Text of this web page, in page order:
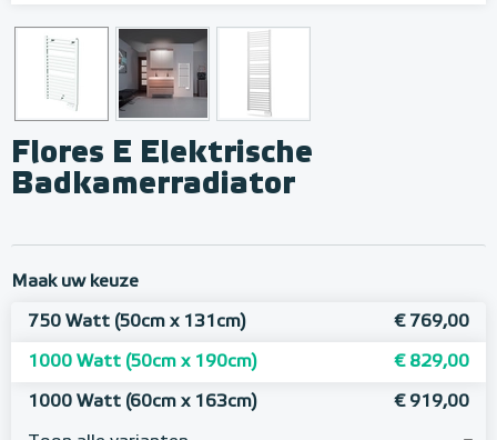
Flores E Elektrische
Badkamerradiator
Maak uw keuze
750 Watt (50cm x 131cm) € 769,00
1000 Watt (50cm x 190cm) € 829,00
1000 Watt (60cm x 163cm) € 919,00